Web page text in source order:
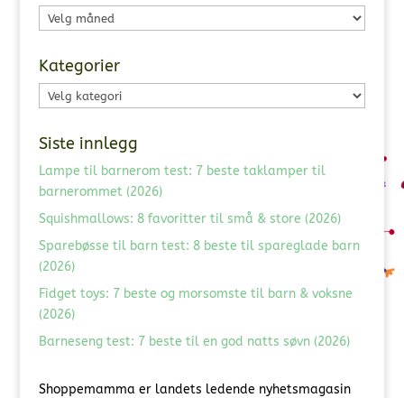
Arkiv
Kategorier
Kategorier
Siste innlegg
Lampe til barnerom test: 7 beste taklamper til
barnerommet (2026)
Squishmallows: 8 favoritter til små & store (2026)
Sparebøsse til barn test: 8 beste til spareglade barn
(2026)
Fidget toys: 7 beste og morsomste til barn & voksne
(2026)
Barneseng test: 7 beste til en god natts søvn (2026)
Shoppemamma er landets ledende nyhetsmagasin